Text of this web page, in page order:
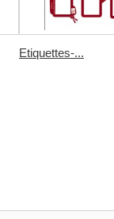
Etiquettes-...